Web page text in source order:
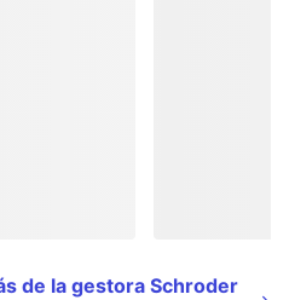
de la gestora Schroder